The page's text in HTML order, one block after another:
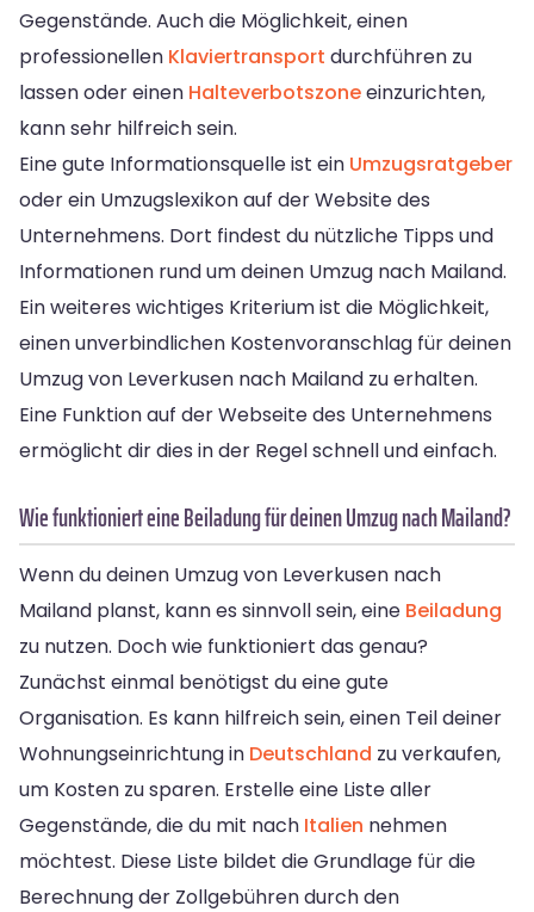
Gegenstände. Auch die Möglichkeit, einen
professionellen Klaviertransport durchführen zu
lassen oder einen Halteverbotszoneeinzurichten,
kann sehr hilfreich sein.
Eine gute Informationsquelle ist ein Umzugsratgeber
oder ein Umzugslexikon auf der Website des
Unternehmens. Dort findest du nützliche Tipps und
Informationen rund um deinen Umzug nach Mailand.
Ein weiteres wichtiges Kriterium ist die Möglichkeit,
einen unverbindlichen Kostenvoranschlag für deinen
Umzug von Leverkusen nach Mailand zu erhalten.
Eine Funktion auf der Webseite des Unternehmens
ermöglicht dir dies in der Regel schnell und einfach.
Wie funktioniert eine Beiladung für deinen Umzug nach Mailand?
Wenn du deinen Umzug von Leverkusen nach
Mailand planst, kann es sinnvoll sein, eine Beiladung
zu nutzen. Doch wie funktioniert das genau?
Zunächst einmal benötigst du eine gute
Organisation. Es kann hilfreich sein, einen Teil deiner
Wohnungseinrichtung in Deutschland zu verkaufen,
um Kosten zu sparen. Erstelle eine Liste aller
Gegenstände, die du mit nach Italien nehmen
möchtest. Diese Liste bildet die Grundlage für die
Berechnung der Zollgebühren durch den